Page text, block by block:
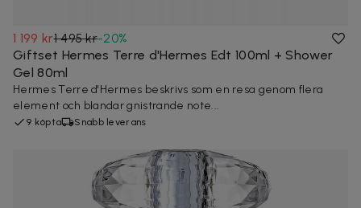
1 199 kr1 495 kr-20%
Giftset Hermes Terre d'Hermes Edt 100ml + Shower
Gel 80ml
Hermes Terre d'Hermes beskrivs som en resa genom flera
element och blandar gnistrande note...
9 köpta Snabb leverans